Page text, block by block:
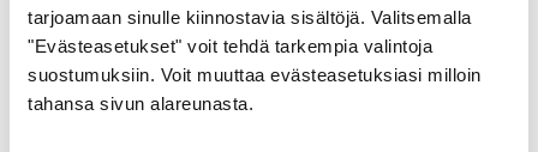
tarjoamaan sinulle kiinnostavia sisältöjä. Valitsemalla
"Evästeasetukset" voit tehdä tarkempia valintoja
suostumuksiin. Voit muuttaa evästeasetuksiasi milloin
tahansa sivun alareunasta.